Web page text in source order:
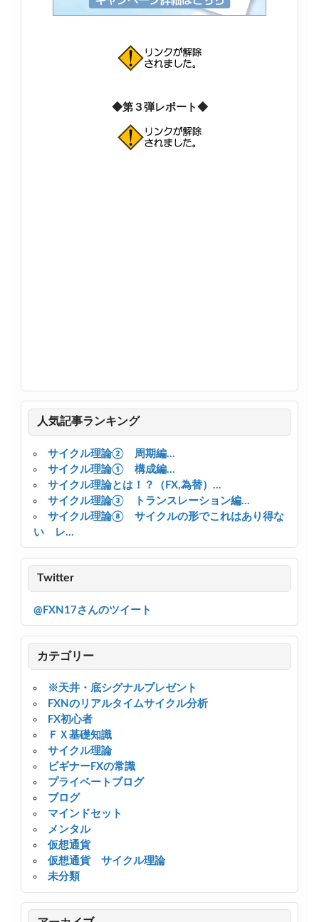
◆第３弾レポート◆
人気記事ランキング
サイクル理論② 周期編...
サイクル理論① 構成編...
サイクル理論とは！？（FX,為替）...
サイクル理論③ トランスレーション編...
サイクル理論⑧ サイクルの形でこれはあり得な
い レ...
Twitter
@FXN17さんのツイート
カテゴリー
※天井・底シグナルプレゼント
FXNのリアルタイムサイクル分析
FX初心者
ＦＸ基礎知識
サイクル理論
ビギナーFXの常識
プライベートブログ
ブログ
マインドセット
メンタル
仮想通貨
仮想通貨 サイクル理論
未分類